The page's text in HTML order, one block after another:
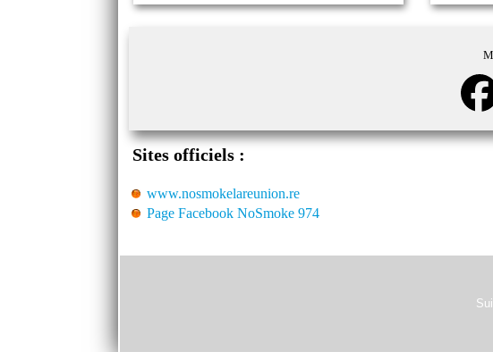
Sites officiels :
www.nosmokelareunion.re
Page Facebook NoSmoke 974